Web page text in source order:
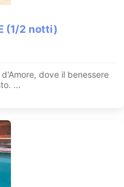
(1/2 notti)
dove il benessere
...